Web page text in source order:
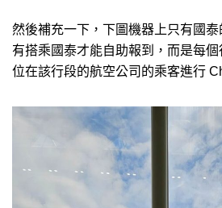
然後補充一下，下圖機器上只有國
有搭乘國泰才能自助報到，而是每
位在該行段的航空公司的乘客進行